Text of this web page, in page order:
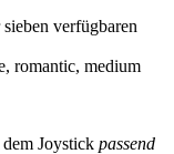
verfügbaren
romantic, medium
Joystick passend